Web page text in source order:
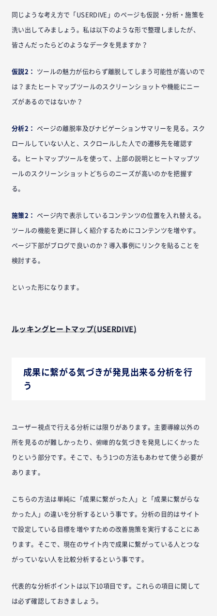
同じような考え方で「USERDIVE」のページも仮説・分析・施策を
洗い出してみましょう。私は以下のような形で整理しましたが、
皆さんだったらどのようなデータを見ますか？
仮説2： ツールの魅力が伝わらず離脱してしまう可能性が高いので
は？またヒートマップツールのスクリーンショットや機能にニー
ズがあるのではないか？
分析2： ページの離脱率及びナビゲーションサマリーを見る。スク
ロールしていない人と、スクロールした人での遷移先を確認す
る。ヒートマップツールを使って、上部の説明とヒートマップツ
ールのスクリーンショットどちらのニーズが高いのかを把握す
る。
施策2： ページ内で表示しているコンテンツの位置を入れ替える。
ツールの機能を更に詳しく紹介するためにコンテンツを増やす。
ページ下部がブログで良いのか？導入事例にリンクを貼ることを
検討する。
といった形になります。
ルッキングヒートマップ(USERDIVE)
成果に繋がる気づきが発見出来る分析を行
う
ユーザー視点で行える分析には限りがあります。主要導線以外の
所を見るのが難しかったり、俯瞰的な気づきを発見しにくかった
りという部分です。そこで、もう1つの方法もあわせて使う必要が
あります。
こちらの方法は単純に「成果に繋がった人」と「成果に繋がらな
かった人」の違いを分析するという事です。分析の目的はサイト
で設定している目標を増やすための改善施策を実行することにあ
ります。そこで、現在のサイト内で成果に繋がっている人とつな
がっていない人を比較分析するという事です。
代表的な分析ポイントは以下10項目です。これらの項目に関して
は必ず確認しておきましょう。